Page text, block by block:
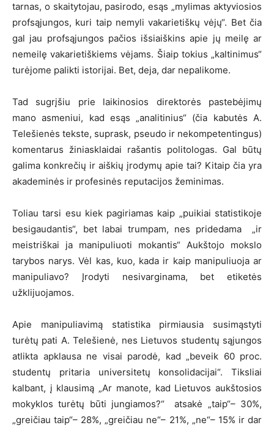
tarnas, o skaitytojau, pasirodo, esąs „mylimas aktyviosios
profsąjungos, kuri taip nemyli vakarietiškų vėjų“. Bet čia
gal jau profsąjungos pačios išsiaiškins apie jų meilę ar
nemeilę vakarietiškiems vėjams. Šiaip tokius „kaltinimus“
turėjome palikti istorijai. Bet, deja, dar nepalikome.
Tad sugrįšiu prie laikinosios direktorės pastebėjimų
mano asmeniui, kad esąs „analitinius“ (čia kabutės A.
Telešienės tekste, suprask, pseudo ir nekompetentingus)
komentarus žiniasklaidai rašantis politologas. Gal būtų
galima konkrečių ir aiškių įrodymų apie tai? Kitaip čia yra
akademinės ir profesinės reputacijos žeminimas.
Toliau tarsi esu kiek pagiriamas kaip „puikiai statistikoje
besigaudantis“, bet labai trumpam, nes pridedama „ir
meistriškai ja manipuliuoti mokantis“ Aukštojo mokslo
tarybos narys. Vėl kas, kuo, kada ir kaip manipuliuoja ar
manipuliavo? Įrodyti nesivarginama, bet etiketės
užklijuojamos.
Apie manipuliavimą statistika pirmiausia susimąstyti
turėtų pati A. Telešienė, nes Lietuvos studentų sąjungos
atlikta apklausa ne visai parodė, kad „beveik 60 proc.
studentų pritaria universitetų konsolidacijai“. Tiksliai
kalbant, į klausimą „Ar manote, kad Lietuvos aukštosios
mokyklos turėtų būti jungiamos?“ atsakė „taip“– 30%,
„greičiau taip“– 28%, „greičiau ne“– 21%, „ne“– 15% ir dar